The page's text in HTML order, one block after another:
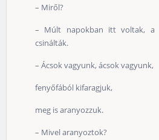
– Miről?
– Múlt napokban itt voltak, a
csinálták.
– Ácsok vagyunk, ácsok vagyunk,
fenyőfából kifaragjuk,
meg is aranyozzuk.
– Mivel aranyoztok?